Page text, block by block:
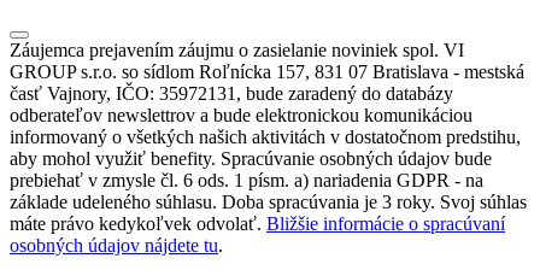
Záujemca prejavením záujmu o zasielanie noviniek spol. VI
GROUP s.r.o. so sídlom Roľnícka 157, 831 07 Bratislava - mestská
časť Vajnory, IČO: 35972131, bude zaradený do databázy
odberateľov newslettrov a bude elektronickou komunikáciou
informovaný o všetkých našich aktivitách v dostatočnom predstihu,
aby mohol využiť benefity. Spracúvanie osobných údajov bude
prebiehať v zmysle čl. 6 ods. 1 písm. a) nariadenia GDPR - na
základe udeleného súhlasu. Doba spracúvania je 3 roky. Svoj súhlas
máte právo kedykoľvek odvolať. Bližšie informácie o spracúvaní
osobných údajov nájdete tu.